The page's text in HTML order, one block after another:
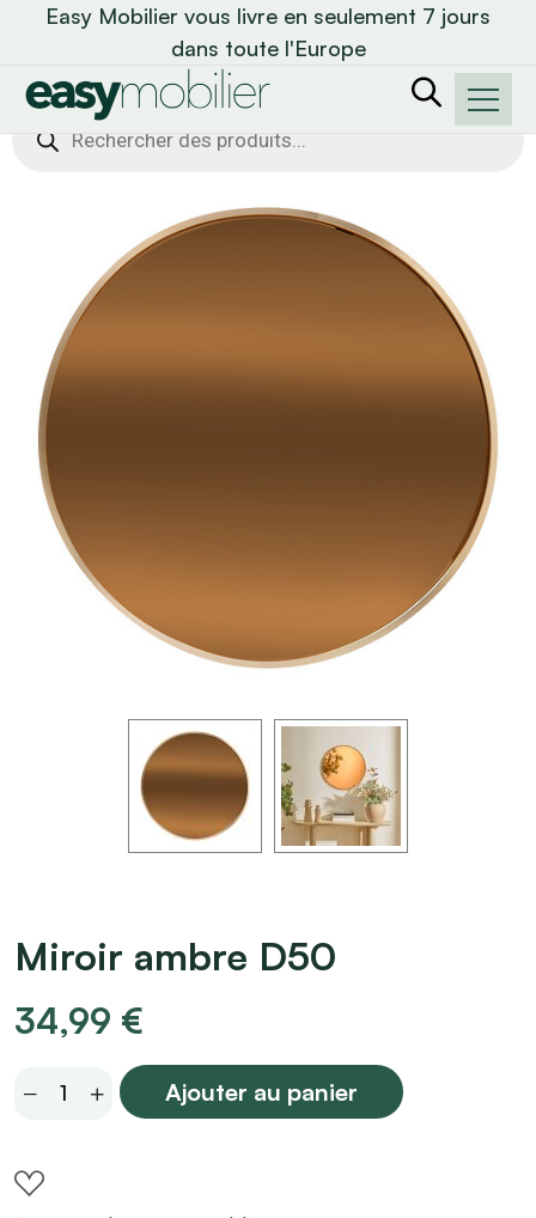
Easy Mobilier vous livre en seulement 7 jours
dans toute l'Europe
Recherche
de
Miroir ambre D50
34,99 €
Miroir
quantity
Ajouter au panier